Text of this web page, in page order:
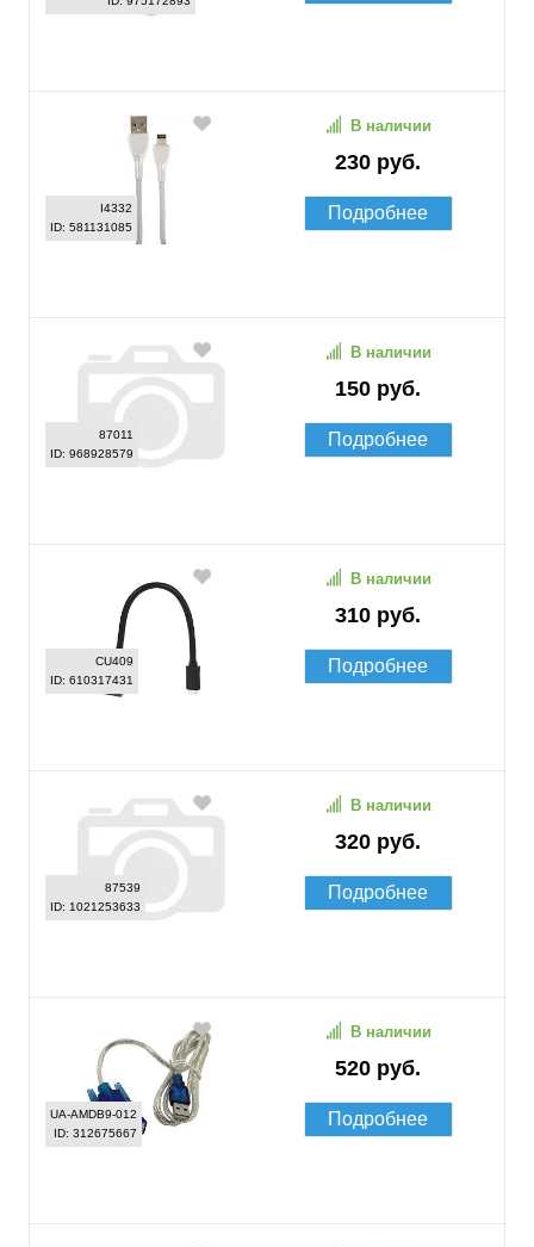
I4332
ID: 581131085
230 руб.
В наличии
Подробнее
87011
ID: 968928579
150 руб.
В наличии
Подробнее
CU409
ID: 610317431
310 руб.
В наличии
Подробнее
87539
ID: 1021253633
320 руб.
В наличии
Подробнее
UA-AMDB9-012
ID: 312675667
520 руб.
В наличии
Подробнее